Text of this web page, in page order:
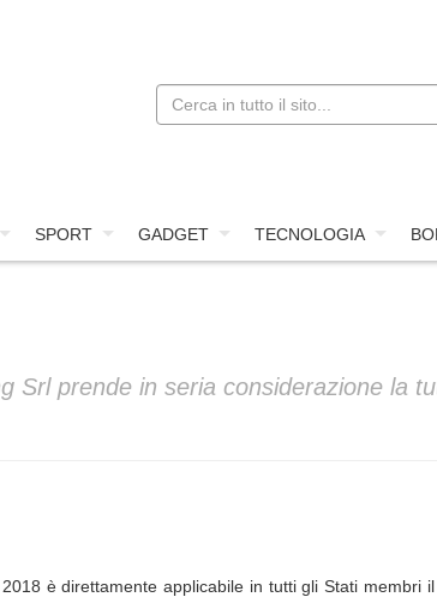
SPORT GADGET TECNOLOGIA
Srl prende in seria considerazione la
è direttamente applicabile in tutti gli Stati membri il